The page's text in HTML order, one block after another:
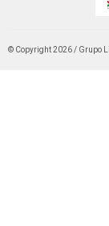
© Copyright 2026 / Grupo